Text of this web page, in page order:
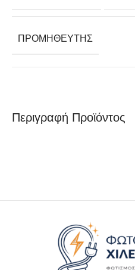
Περιγραφή Προϊόντος
ΠΡΟΜΗΘΕΥΤΉΣ